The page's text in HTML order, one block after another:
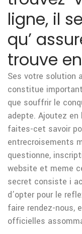
ligne, il
qu’
trouve
Ses votre solution
constitue
que souffrir le
adepte. Ajoutez
faites-cet savoir
entrecroisements
questionne,
website et meme
secret consiste i
d’opter pour le
faire rendez-nous,
officielles